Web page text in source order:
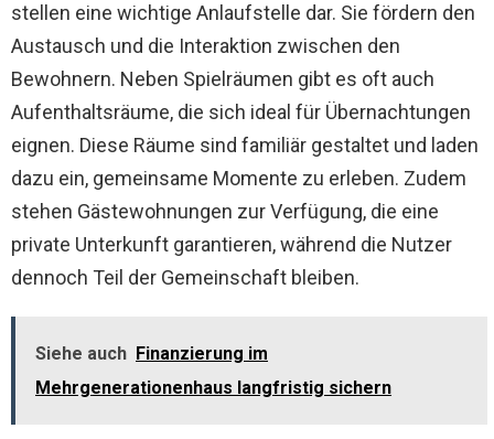
stellen eine wichtige Anlaufstelle dar. Sie fördern den
Austausch und die Interaktion zwischen den
Bewohnern. Neben Spielräumen gibt es oft auch
Aufenthaltsräume, die sich ideal für Übernachtungen
eignen. Diese Räume sind familiär gestaltet und laden
dazu ein, gemeinsame Momente zu erleben. Zudem
stehen Gästewohnungen zur Verfügung, die eine
private Unterkunft garantieren, während die Nutzer
dennoch Teil der Gemeinschaft bleiben.
Siehe auch Finanzierung im
Mehrgenerationenhaus langfristig sichern